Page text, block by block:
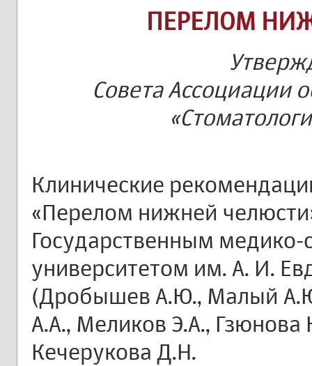
ПЕРЕЛОМ
Совета Ассоциации
Клинические
«Перелом нижней
Государственным медико-
университетом им. А. И.
(Дробышев А.Ю., Малый
А.А., Меликов Э.А., Гзюнова
Кечерукова Д.Н.